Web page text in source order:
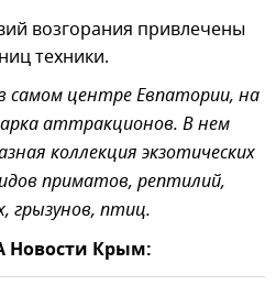
возгорания привлечены
техники.
самом центре Евпатории, на
аттракционов. В нем
коллекция экзотических
приматов, рептилий,
грызунов, птиц.
Новости Крым: